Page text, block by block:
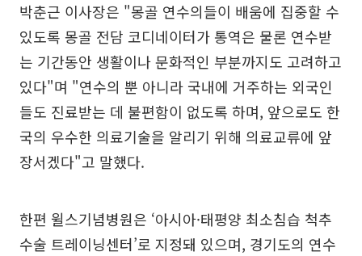
박춘근 이사장은 "몽골 연수의들이 배움에 집중할 수
있도록 몽골 전담 코디네이터가 통역은 물론 연수받
는 기간동안 생활이나 문화적인 부분까지도 고려하고
있다"며 "연수의 뿐 아니라 국내에 거주하는 외국인
들도 진료받는 데 불편함이 없도록 하며, 앞으로도 한
국의 우수한 의료기술을 알리기 위해 의료교류에 앞
장서겠다"고 말했다.
한편 윌스기념병원은 ‘아시아·태평양 최소침습 척추
수술 트레이닝센터’로 지정돼 있으며, 경기도의 연수